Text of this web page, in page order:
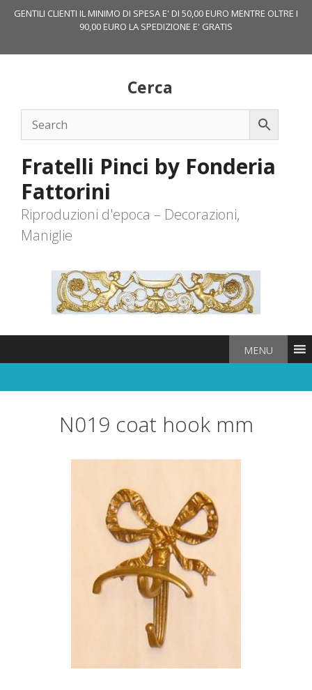
GENTILI CLIENTI IL MINIMO DI SPESA E' DI 50,00 EURO MENTRE OLTRE I
90,00 EURO LA SPEDIZIONE E' GRATIS
Cerca
Fratelli Pinci by Fonderia
Fattorini
Riproduzioni d'epoca – Decorazioni,
Maniglie
MENU
N019 coat hook mm